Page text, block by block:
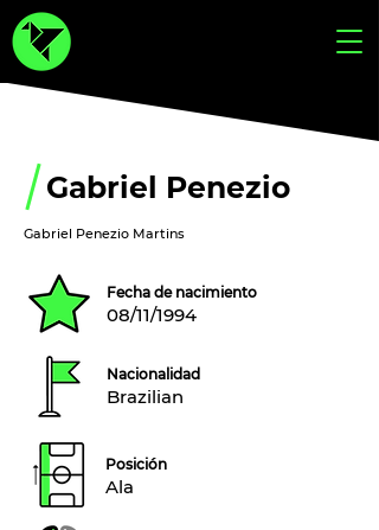
Gabriel Penezio
Gabriel Penezio Martins
Fecha de nacimiento
08/11/1994
Nacionalidad
Brazilian
Posición
Ala